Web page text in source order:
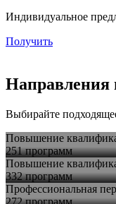
Индивидуальное
Получить
Направления
Выбирайте
Повышение
251 программ
Повышение
332 программ
Профессиональная
272 программ